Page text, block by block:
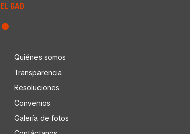
EL GAD
Quiénes somos
Transparencia
Resoluciones
Convenios
Galería de fotos